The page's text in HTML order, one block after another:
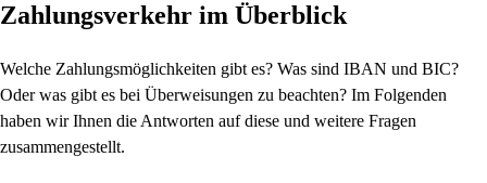
Zahlungsverkehr im Überblick
Welche Zahlungsmöglichkeiten gibt es? Was sind IBAN und BIC?
Oder was gibt es bei Überweisungen zu beachten? Im Folgenden
haben wir Ihnen die Antworten auf diese und weitere Fragen
zusammengestellt.